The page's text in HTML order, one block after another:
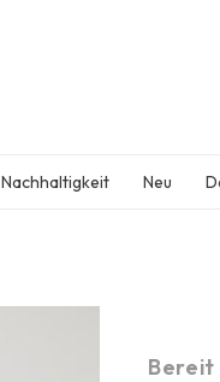
Nachhaltigkeit Neu
50%
Bereit